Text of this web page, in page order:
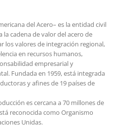
del Acero– es la entidad civil
cadena de valor del acero de
los valores de integración regional,
en recursos humanos,
empresarial y
Fundada en 1959, está integrada
y afines de 19 países de
es cercana a 70 millones de
reconocida como Organismo
Unidas.